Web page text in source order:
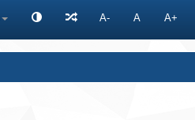
A- A A+